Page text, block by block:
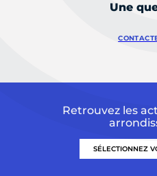
Une
Retrouvez les